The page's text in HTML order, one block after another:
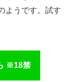
ようです。試す
※18禁